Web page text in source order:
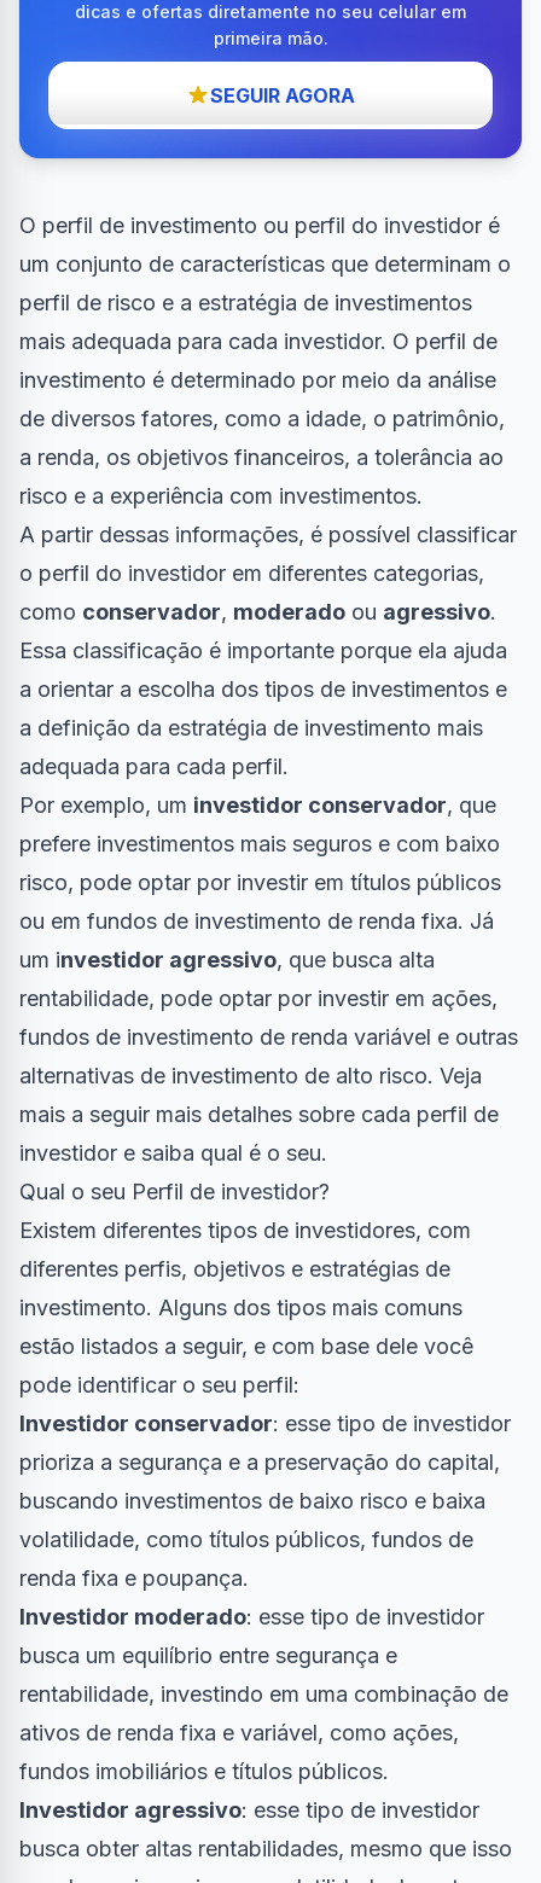
dicas e ofertas diretamente no seu celular em
primeira mão.
SEGUIR AGORA
O perfil de investimento ou perfil do investidor é
um conjunto de características que determinam o
perfil de risco e a estratégia de investimentos
mais adequada para cada investidor. O perfil de
investimento é determinado por meio da análise
de diversos fatores, como a idade, o patrimônio,
a renda, os objetivos financeiros, a tolerância ao
risco e a experiência com investimentos.
A partir dessas informações, é possível classificar
o perfil do investidor em diferentes categorias,
como conservador, moderado ou agressivo.
Essa classificação é importante porque ela ajuda
a orientar a escolha dos tipos de investimentos e
a definição da estratégia de investimento mais
adequada para cada perfil.
Por exemplo, um investidor conservador, que
prefere investimentos mais seguros e com baixo
risco, pode optar por investir em títulos públicos
ou em fundos de investimento de renda fixa. Já
um investidor agressivo, que busca alta
rentabilidade, pode optar por investir em ações,
fundos de investimento de renda variável e outras
alternativas de investimento de alto risco. Veja
mais a seguir mais detalhes sobre cada perfil de
investidor e saiba qual é o seu.
Qual o seu Perfil de investidor?
Existem diferentes tipos de investidores, com
diferentes perfis, objetivos e estratégias de
investimento. Alguns dos tipos mais comuns
estão listados a seguir, e com base dele você
pode identificar o seu perfil:
Investidor conservador: esse tipo de investidor
prioriza a segurança e a preservação do capital,
buscando investimentos de baixo risco e baixa
volatilidade, como títulos públicos, fundos de
renda fixa e poupança.
Investidor moderado: esse tipo de investidor
busca um equilíbrio entre segurança e
rentabilidade, investindo em uma combinação de
ativos de renda fixa e variável, como ações,
fundos imobiliários e títulos públicos.
Investidor agressivo: esse tipo de investidor
busca obter altas rentabilidades, mesmo que isso